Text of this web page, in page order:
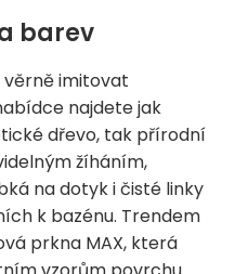
barev
věrně imitovat
najdete jak
dřevo, tak přírodní
žíháním,
na dotyk i čisté linky
k bazénu. Trendem
prkna MAX, která